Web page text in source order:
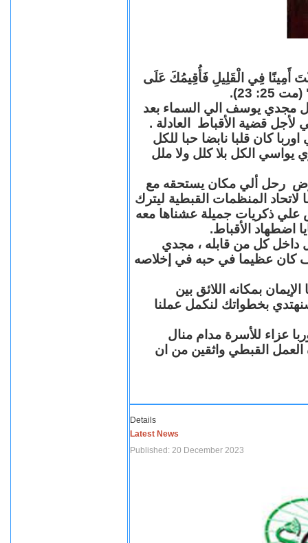
أَمِينًا فِي الْقَلِيلِ فَأُقِيمُكَ عَلَى
23).
مجدي يوسف الي السماء بعد
قضية الأقباط العادلة .
كان قلبا نابضا حبا للكل
يواسي الكل بلا كلل ولا ملل
رحل ألي مكان يستحقه مع
المنظمات القبطية ليترك
علي ذكريات جميلة عشناها معه
اضطهاد الأقباط.
داخل كل من قابله ، مجدي
عظيما في حبه في إخلاصه
بمكانه اللائق بين
بخطواتك لنكمل عملنا
عزاء للأسرة مدام منال
العمل القبطي واثقين من ان
Details
Latest News
Published: 20 December 2023